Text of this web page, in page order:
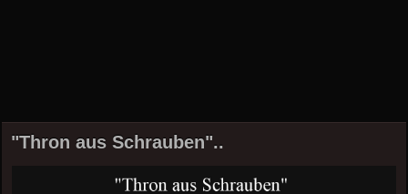
"Thron aus Schrauben"..